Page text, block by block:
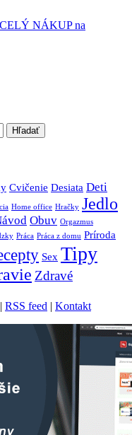
NÁKUP na
Cvičenie Desiata Deti
Home office Hračky Jedlo
Obuv Orgazmus
Práca Práca z domu Príroda
Sex Tipy
Zdravé
| RSS feed | Kontakt